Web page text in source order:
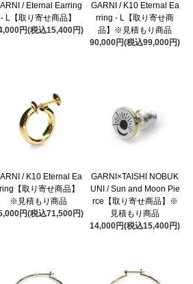
/ Eternal Earring
- L【取り寄せ商品】
円(税込15,400円)
GARNI / K10 Eternal Ea
rring - L【取り寄せ商
品】※見積もり商品
90,000円(税込99,000円)
/ K10 Eternal Ea
【取り寄せ商品】
※見積もり商品
円(税込71,500円)
GARNI×TAISHI NOBUK
UNI / Sun and Moon Pie
rce【取り寄せ商品】※
見積もり商品
14,000円(税込15,400円)